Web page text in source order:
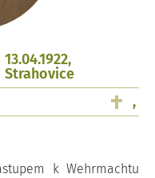
13.04.1922,
Strahovice
,
k Wehrmachtu